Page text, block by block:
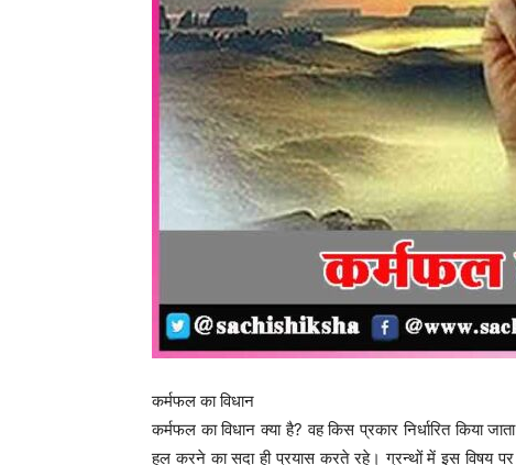
कर्मफल का विधान
कर्मफल का विधान क्या है? वह किस प्रकार निर्धारित
हल करने का सदा ही प्रयास करते रहे। ग्रन्थों में इस विषय